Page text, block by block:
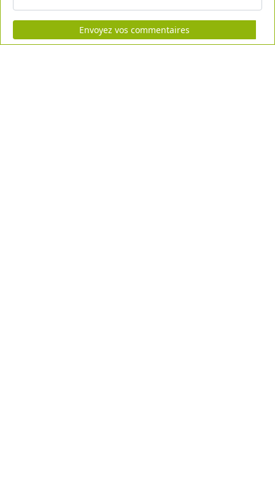
Envoyez vos commentaires